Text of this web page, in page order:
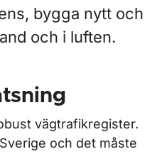
bygga nytt och
och i luften.
vägtrafikregister.
och det måste